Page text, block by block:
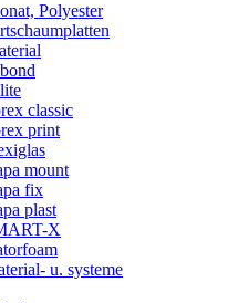
Polyester
classic
print
mount
fix
plast
X
u. systeme